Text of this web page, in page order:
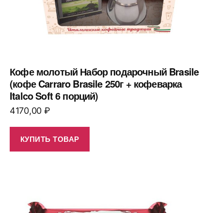
Кофе молотый Набор подарочный Brasile
(кофе Carraro Brasile 250г + кофеварка
Italco Soft 6 порций)
4170,00 ₽
КУПИТЬ ТОВАР